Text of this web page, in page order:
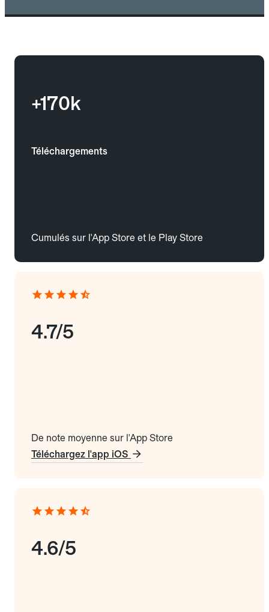
+170k
Téléchargements
Cumulés sur l'App Store et le Play Store
4.7/5
De note moyenne sur l'App Store
Téléchargez l'app iOS
4.6/5